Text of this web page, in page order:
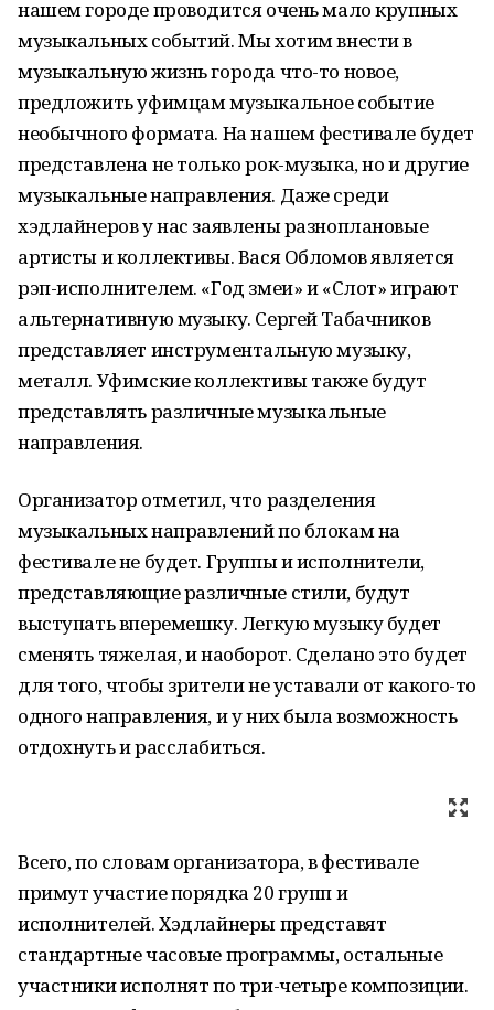
нашем городе проводится очень мало крупных
музыкальных событий. Мы хотим внести в
музыкальную жизнь города что-то новое,
предложить уфимцам музыкальное событие
необычного формата. На нашем фестивале будет
представлена не только рок-музыка, но и другие
музыкальные направления. Даже среди
хэдлайнеров у нас заявлены разноплановые
артисты и коллективы. Вася Обломов является
рэп-исполнителем. «Год змеи» и «Слот» играют
альтернативную музыку. Сергей Табачников
представляет инструментальную музыку,
металл. Уфимские коллективы также будут
представлять различные музыкальные
направления.
Организатор отметил, что разделения
музыкальных направлений по блокам на
фестивале не будет. Группы и исполнители,
представляющие различные стили, будут
выступать вперемешку. Легкую музыку будет
сменять тяжелая, и наоборот. Сделано это будет
для того, чтобы зрители не уставали от какого-то
одного направления, и у них была возможность
отдохнуть и расслабиться.
Всего, по словам организатора, в фестивале
примут участие порядка 20 групп и
исполнителей. Хэдлайнеры представят
стандартные часовые программы, остальные
участники исполнят по три-четыре композиции.